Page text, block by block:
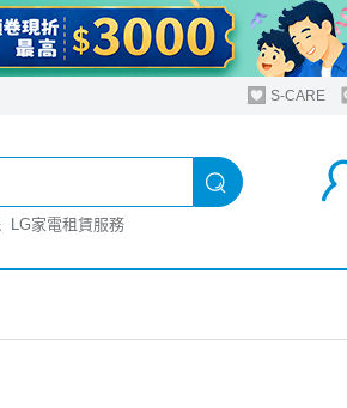
S-CARE
LG家電租賃服務